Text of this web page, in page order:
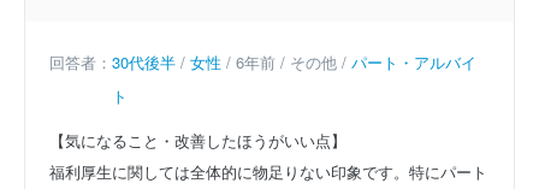
回答者： 30代後半 / 女性 / 6年前 / その他 / パート・アルバイ
ト
【気になること・改善したほうがいい点】
福利厚生に関しては全体的に物足りない印象です。特にパート